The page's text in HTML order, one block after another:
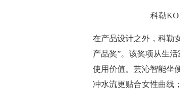
科勒
在产品设计之外，科勒
产品奖”。该奖项从生
使用价值。芸沁智能坐
冲水流更贴合女性曲线